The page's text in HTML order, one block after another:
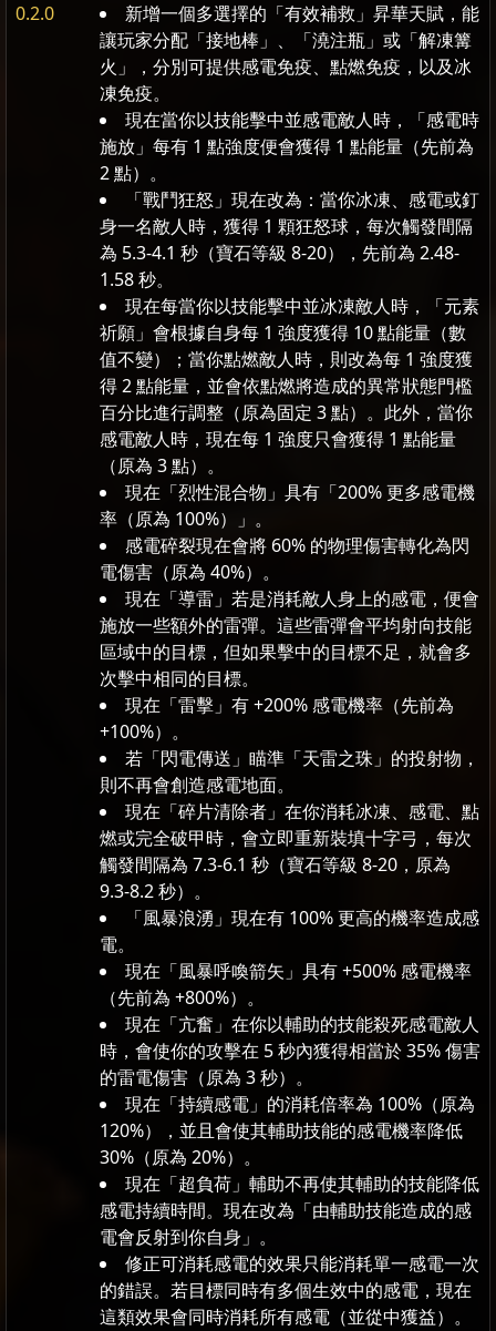
0.2.0
新增一個多選擇的「有效補救」昇華天賦，能
讓玩家分配「接地棒」、「澆注瓶」或「解凍篝
火」，分別可提供感電免疫、點燃免疫，以及冰
凍免疫。
現在當你以技能擊中並感電敵人時，「感電時
施放」每有 1 點強度便會獲得 1 點能量（先前為
2 點）。
「戰鬥狂怒」現在改為：當你冰凍、感電或釘
身一名敵人時，獲得 1 顆狂怒球，每次觸發間隔
為 5.3-4.1 秒（寶石等級 8-20），先前為 2.48-
1.58 秒。
現在每當你以技能擊中並冰凍敵人時，「元素
祈願」會根據自身每 1 強度獲得 10 點能量（數
值不變）；當你點燃敵人時，則改為每 1 強度獲
得 2 點能量，並會依點燃將造成的異常狀態門檻
百分比進行調整（原為固定 3 點）。此外，當你
感電敵人時，現在每 1 強度只會獲得 1 點能量
（原為 3 點）。
現在「烈性混合物」具有「200% 更多感電機
率（原為 100%）」。
感電碎裂現在會將 60% 的物理傷害轉化為閃
電傷害（原為 40%）。
現在「導雷」若是消耗敵人身上的感電，便會
施放一些額外的雷彈。這些雷彈會平均射向技能
區域中的目標，但如果擊中的目標不足，就會多
次擊中相同的目標。
現在「雷擊」有 +200% 感電機率（先前為
+100%）。
若「閃電傳送」瞄準「天雷之珠」的投射物，
則不再會創造感電地面。
現在「碎片清除者」在你消耗冰凍、感電、點
燃或完全破甲時，會立即重新裝填十字弓，每次
觸發間隔為 7.3-6.1 秒（寶石等級 8-20，原為
9.3-8.2 秒）。
「風暴浪湧」現在有 100% 更高的機率造成感
電。
現在「風暴呼喚箭矢」具有 +500% 感電機率
（先前為 +800%）。
現在「亢奮」在你以輔助的技能殺死感電敵人
時，會使你的攻擊在 5 秒內獲得相當於 35% 傷害
的雷電傷害（原為 3 秒）。
現在「持續感電」的消耗倍率為 100%（原為
120%），並且會使其輔助技能的感電機率降低
30%（原為 20%）。
現在「超負荷」輔助不再使其輔助的技能降低
感電持續時間。現在改為「由輔助技能造成的感
電會反射到你自身」。
修正可消耗感電的效果只能消耗單一感電一次
的錯誤。若目標同時有多個生效中的感電，現在
這類效果會同時消耗所有感電（並從中獲益）。